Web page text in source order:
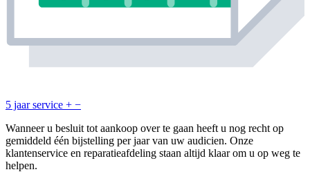
5 jaar service + −
Wanneer u besluit tot aankoop over te gaan heeft u nog recht op
gemiddeld één bijstelling per jaar van uw audicien. Onze
klantenservice en reparatieafdeling staan altijd klaar om u op weg te
helpen.